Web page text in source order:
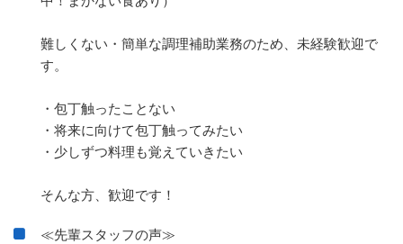
難しくない・簡単な調理補助業務のため、未経験歓迎で
す。
・包丁触ったことない
・将来に向けて包丁触ってみたい
・少しずつ料理も覚えていきたい
そんな方、歓迎です！
≪先輩スタッフの声≫